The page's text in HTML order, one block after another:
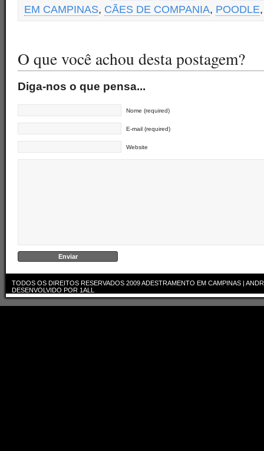
EM CAMPINAS, CÃES DE COMPANIA, POODLE
O que você achou desta postagem?
Diga-nos o que pensa...
Nome (required)
E-mail (required)
Website
TODOS OS DIREITOS RESERVADOS 2009ADESTRAMENTO EM CAMPINAS |
DESENVOLVIDO POR 1ALL